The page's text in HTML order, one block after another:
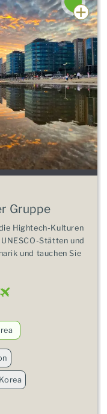
Gruppe
Hightech-Kulturen
Stätten und
und tauchen Sie